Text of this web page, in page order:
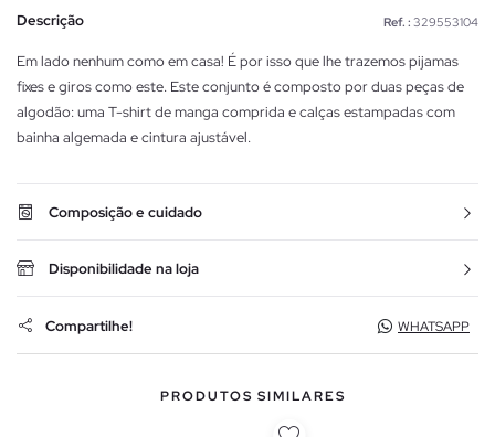
Descrição Ref. : 329553104
Em lado nenhum como em casa! É por isso que lhe trazemos pijamas
fixes e giros como este. Este conjunto é composto por duas peças de
algodão: uma T-shirt de manga comprida e calças estampadas com
bainha algemada e cintura ajustável.
Composição e cuidado
Disponibilidade na loja
Compartilhe! WHATSAPP
PRODUTOS SIMILARES